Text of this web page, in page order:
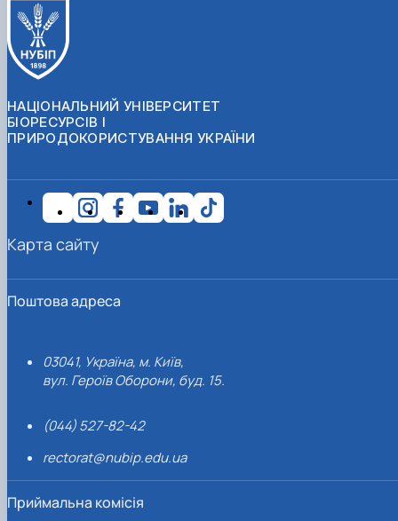
НАЦІОНАЛЬНИЙ УНІВЕРСИТЕТ
БІОРЕСУРСІВ І
ПРИРОДОКОРИСТУВАННЯ УКРАЇНИ
Поштова адреса
03041, Україна, м. Київ,
вул. Героїв Оборони, буд. 15.
(044) 527-82-42
rectorat@nubip.edu.ua
Приймальна комісія
Карта сайту